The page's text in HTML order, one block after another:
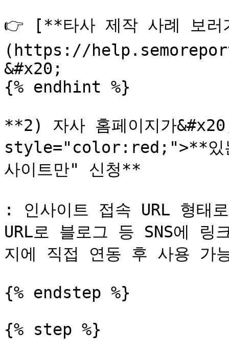
👉 [**타사 제작 사례 보
(https://
&#x20;
{% endhint %}
**2) 자사 홈페이지가
style="color:red;">**있
사이트만" 신청**
: 인사이트 접속 URL 형태
URL로 블로그 등 SNS에
지에 직접 연동 후 사용 가
{% endstep %}
{% step %}